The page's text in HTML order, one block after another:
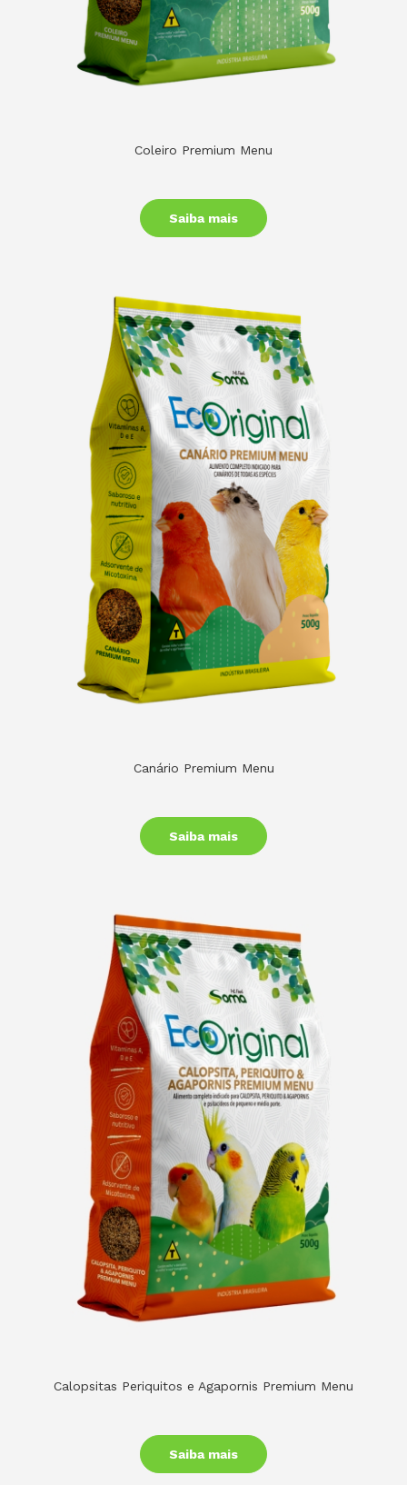
Coleiro Premium Menu
Saiba mais
Canário Premium Menu
Saiba mais
Calopsitas Periquitos e Agapornis Premium Menu
Saiba mais